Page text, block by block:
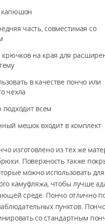
капюшон
часть, совместимая со
крючков на края для
в качестве пончо или
чехла
всем
мешок входит в комплект
изготовлено из тех же
Поверхность также
можно использовать
камуфляжа, чтобы лучше
среде. Пончо отлично
пунктов.
со стандартным